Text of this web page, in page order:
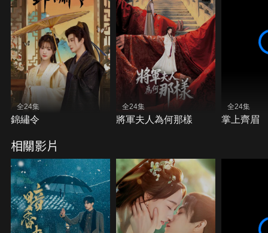
全24集
錦繡令
全24集
將軍夫人為何那樣
全24集
掌上齊眉
相關影片